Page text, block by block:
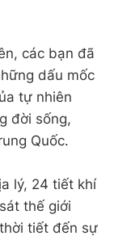
các bạn đã
dấu mốc
tự nhiên
đời sống,
Quốc.
lý, 24 tiết khí
thế giới
tiết đến sự